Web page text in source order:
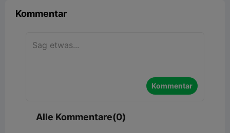
Kommentar
Kommentar
Alle Kommentare(0)